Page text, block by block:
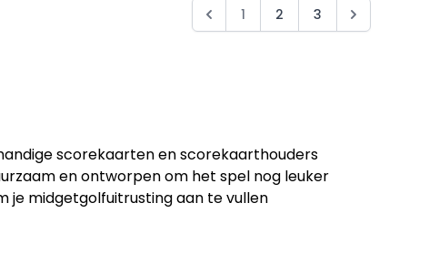
1 2 3
scorekaarten en scorekaarthouders
en ontworpen om het spel nog leuker
je midgetgolfuitrusting aan te vullen